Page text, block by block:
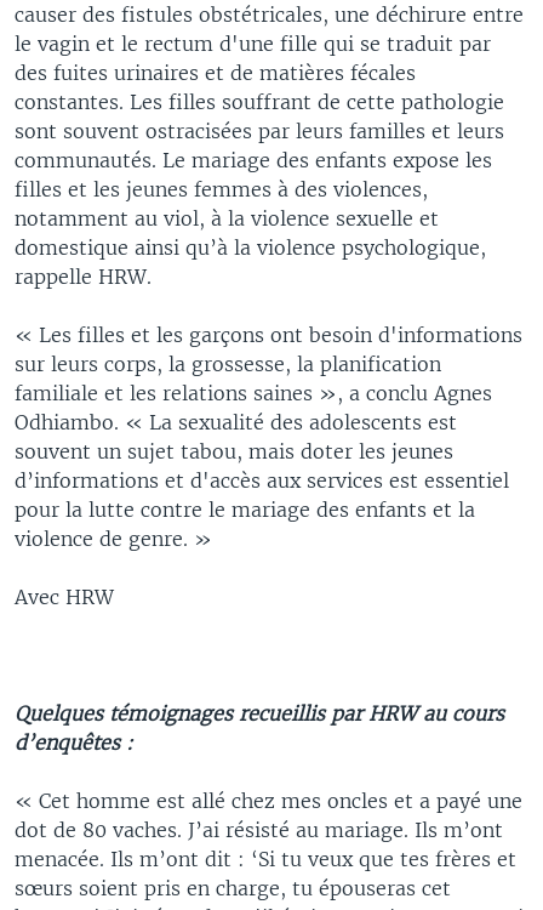
causer des fistules obstétricales, une déchirure entre
le vagin et le rectum d'une fille qui se traduit par
des fuites urinaires et de matières fécales
constantes. Les filles souffrant de cette pathologie
sont souvent ostracisées par leurs familles et leurs
communautés. Le mariage des enfants expose les
filles et les jeunes femmes à des violences,
notamment au viol, à la violence sexuelle et
domestique ainsi qu’à la violence psychologique,
rappelle HRW.
« Les filles et les garçons ont besoin d'informations
sur leurs corps, la grossesse, la planification
familiale et les relations saines », a conclu Agnes
Odhiambo. « La sexualité des adolescents est
souvent un sujet tabou, mais doter les jeunes
d’informations et d'accès aux services est essentiel
pour la lutte contre le mariage des enfants et la
violence de genre. »
Avec HRW
Quelques témoignages recueillis par HRW au cours
d’enquêtes :
« Cet homme est allé chez mes oncles et a payé une
dot de 80 vaches. J’ai résisté au mariage. Ils m’ont
menacée. Ils m’ont dit : ‘Si tu veux que tes frères et
sœurs soient pris en charge, tu épouseras cet